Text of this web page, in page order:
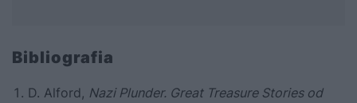
Bibliografia
D. Alford, Nazi Plunder. Great Treasure Stories od